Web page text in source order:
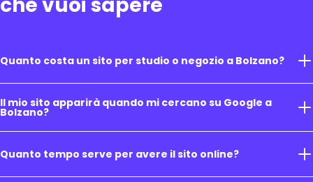
Quanto costa un sito per studio o negozio a Bolzano?
Il mio sito apparirà quando mi cercano su Google a
Bolzano?
Quanto tempo serve per avere il sito online?